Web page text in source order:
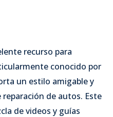
recurso para
conocido por
un estilo amigable y
de autos. Este
de videos y guías